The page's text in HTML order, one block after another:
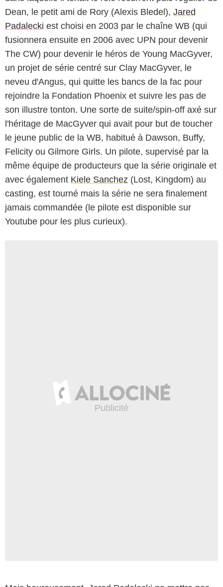
Dean, le petit ami de Rory (Alexis Bledel), Jared
Padalecki est choisi en 2003 par le chaîne WB (qui
fusionnera ensuite en 2006 avec UPN pour devenir
The CW) pour devenir le héros de Young MacGyver,
un projet de série centré sur Clay MacGyver, le
neveu d'Angus, qui quitte les bancs de la fac pour
rejoindre la Fondation Phoenix et suivre les pas de
son illustre tonton. Une sorte de suite/spin-off axé sur
l'héritage de MacGyver qui avait pour but de toucher
le jeune public de la WB, habitué à Dawson, Buffy,
Felicity ou Gilmore Girls. Un pilote, supervisé par la
même équipe de producteurs que la série originale et
avec également Kiele Sanchez (Lost, Kingdom) au
casting, est tourné mais la série ne sera finalement
jamais commandée (le pilote est disponible sur
Youtube pour les plus curieux).